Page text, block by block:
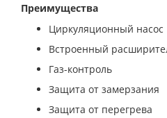
Преимущества
Циркуляционный насос
Встроенный
Газ-контроль
Защита от замерзания
Защита от перегрева